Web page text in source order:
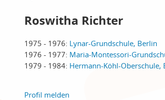
Roswitha Richter
1975 - 1976: Lynar-Grundschule, Berlin
1976 - 1977: Maria-Montessori-
1979 - 1984: Hermann-Köhl-Oberschule,
Profil melden